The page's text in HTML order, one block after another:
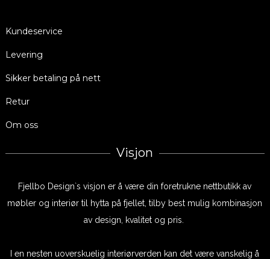
Kundeservice
Levering
Sikker betaling på nett
Retur
Om oss
Visjon
Fjellbo Design`s visjon er å være din foretrukne nettbutikk av
møbler og interiør til hytta på fjellet, tilby best mulig kombinasjon
av design, kvalitet og pris.
I en nesten uoverskuelig interiørverden kan det være vanskelig å